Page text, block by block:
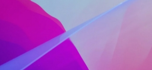
Macbook Air 2023
Macbook Air 2022
Macbook Air 2020
MacBook Air 2019